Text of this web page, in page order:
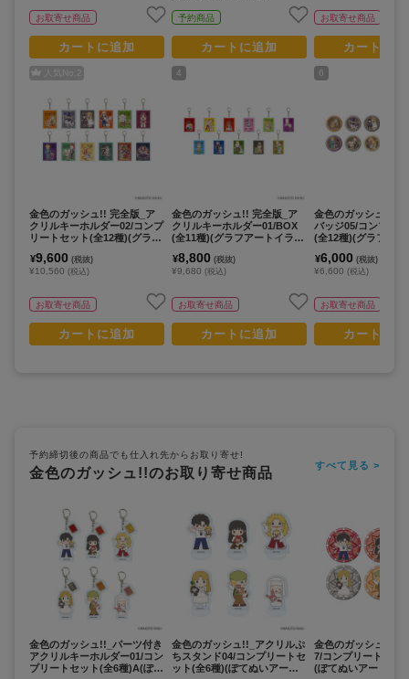
お取寄せ商品
カートに追加
人気No. 2
金色のガッシュ!! 完全版_ア
クリルキーホルダー02/コンプ
リートセット(全12種)(グラフ
トセット／12個入り】
¥9,600 (税抜)
¥10,560 (税込)
お取寄せ商品
カートに追加
予約商品
カートに追加
4
金色のガッシュ!! 完全版_ア
クリルキーホルダー01/BOX
(全11種)(グラフアートイラス
入り】
¥8,800 (税抜)
¥9,680 (税込)
お取寄せ商品
カートに追加
お取寄せ商品
カートに
6
金色のガッシュ!! 完
バッジ05/コンプリ
(全12種)(グラフアー
個入り】
¥6,000 (税抜)
¥6,600 (税込)
お取寄せ商品
カートに
予約締切後の商品でも仕入れ先からお取り寄せ!
金色のガッシュ!!のお取り寄せ商品 すべて見る >
金色のガッシュ!!_パーツ付き
アクリルキーホルダー01/コン
プリートセット(全6種)A(ぽて
金色のガッシュ!!_アクリルぷ
ちスタンド04/コンプリートセ
ット(全6種)(ぽてぬいアート)
金色のガッシュ!!_缶
7/コンプリートセッ
(ぽてぬいアート)【